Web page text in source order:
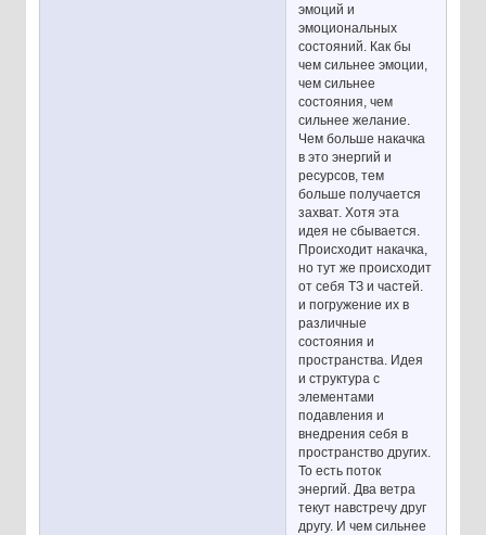
эмоций и
эмоциональных
состояний. Как бы
чем сильнее эмоции,
чем сильнее
состояния, чем
сильнее желание.
Чем больше накачка
в это энергий и
ресурсов, тем
больше получается
захват. Хотя эта
идея не сбывается.
Происходит накачка,
но тут же происходит
от себя ТЗ и частей.
и погружение их в
различные
состояния и
пространства. Идея
и структура с
элементами
подавления и
внедрения себя в
пространство других.
То есть поток
энергий. Два ветра
текут навстречу друг
другу. И чем сильнее